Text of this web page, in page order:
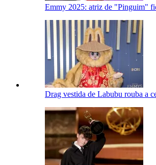
Emmy 2025: atriz de "Pinguim"
Drag vestida de Labubu rouba a